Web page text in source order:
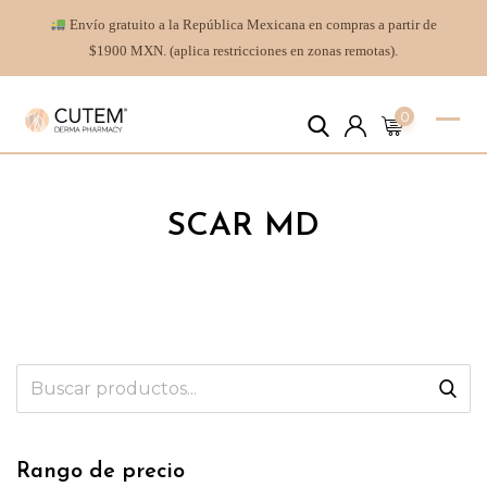
Envío gratuito a la República Mexicana en compras a partir de
$1900 MXN. (aplica restricciones en zonas remotas).
0
SCAR MD
Rango de precio